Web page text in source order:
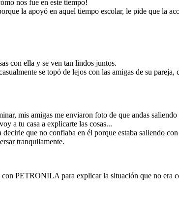
nos fue en este tiempo!
la apoyó en aquel tiempo escolar, le pide que la
con ella y se ven tan lindos juntos.
se topó de lejos con las amigas de su
mis amigas me enviaron foto de que andas
a tu casa a explicarte las cosas...
que no confiaba en él porque estaba saliendo
tranquilamente.
PETRONILA para explicar la situación que no era